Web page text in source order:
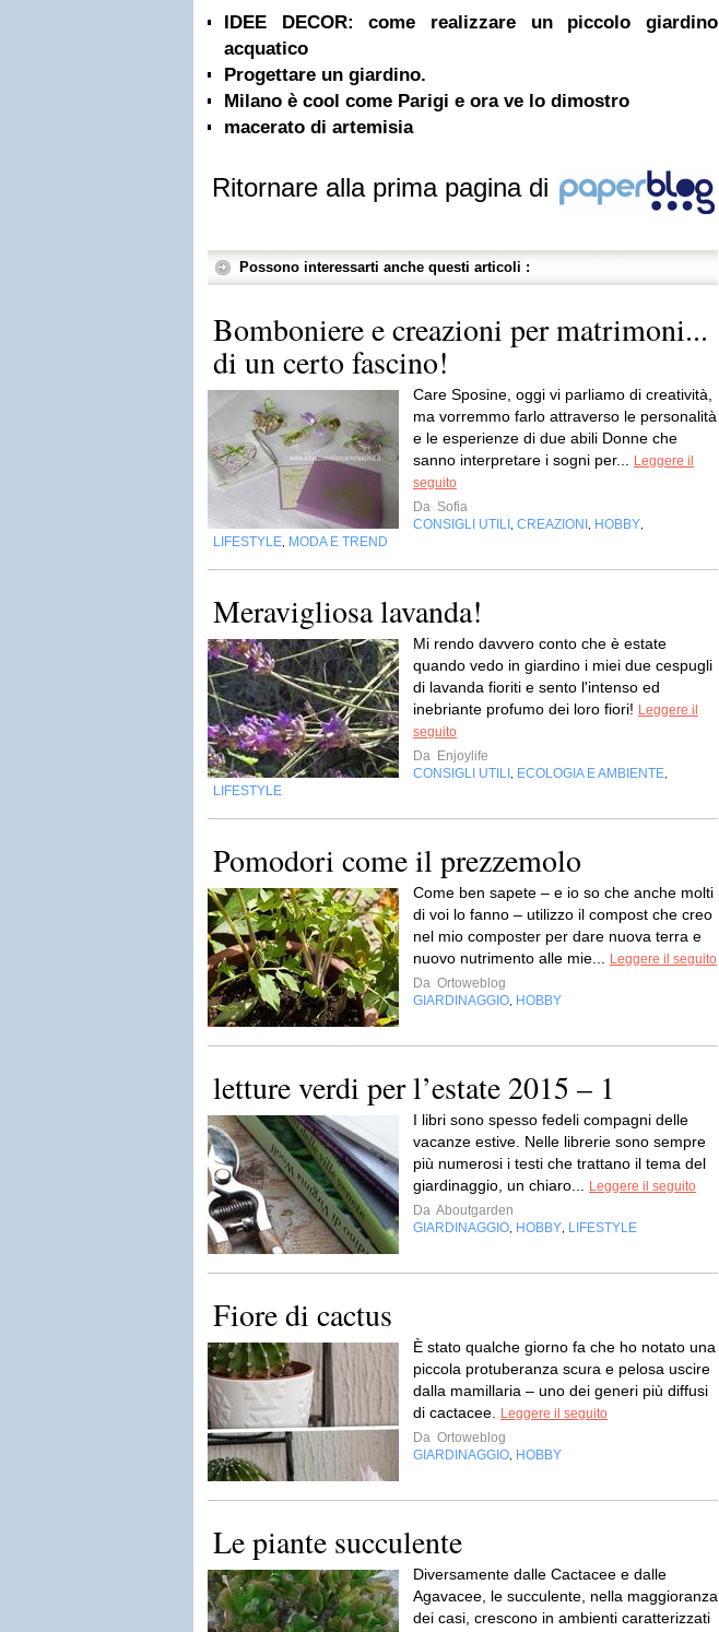
IDEE DECOR: come realizzare un piccolo giardino
acquatico
Progettare un giardino.
Milano è cool come Parigi e ora ve lo dimostro
macerato di artemisia
Ritornare alla prima pagina di
Possono interessarti anche questi articoli :
Bomboniere e creazioni per matrimoni...
di un certo fascino!
Care Sposine, oggi vi parliamo di creatività,
ma vorremmo farlo attraverso le personalità
e le esperienze di due abili Donne che
sanno interpretare i sogni per...
Leggere il
seguito
Da Sofia
CONSIGLI UTILI
CREAZIONI HOBBY
LIFESTYLE MODA E TREND
Meravigliosa lavanda!
Mi rendo davvero conto che è estate
quando vedo in giardino i miei due cespugli
di lavanda fioriti e sento l'intenso ed
inebriante profumo dei loro fiori! Leggere il
seguito
Da Enjoylife
CONSIGLI UTILI
ECOLOGIA E AMBIENTE
LIFESTYLE
Pomodori come il prezzemolo
Come ben sapete – e io so che anche molti
di voi lo fanno – utilizzo il compost che creo
nel mio composter per dare nuova terra e
nuovo nutrimento alle mie...
Leggere il seguito
Da Ortoweblog
GIARDINAGGIO HOBBY
letture verdi per l’estate 2015 – 1
I libri sono spesso fedeli compagni delle
vacanze estive. Nelle librerie sono sempre
più numerosi i testi che trattano il tema del
giardinaggio, un chiaro...
Leggere il seguito
Da Aboutgarden
GIARDINAGGIO HOBBY LIFESTYLE
Fiore di cactus
È stato qualche giorno fa che ho notato una
piccola protuberanza scura e pelosa uscire
dalla mamillaria – uno dei generi più diffusi
di cactacee.
Leggere il seguito
Da Ortoweblog
GIARDINAGGIO HOBBY
Le piante succulente
Diversamente dalle Cactacee e dalle
Agavacee, le succulente, nella maggioranza
dei casi, crescono in ambienti caratterizzati